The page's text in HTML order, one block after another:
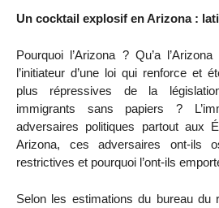
Un cocktail explosif en Arizona :
Pourquoi l’Arizona ? Qu’a
l’initiateur d’une loi qui renforce et
plus répressives de la
immigrants sans papiers ?
adversaires politiques partout aux
Arizona, ces adversaires ont-ils
restrictives et pourquoi l’ont-ils
Selon les estimations du bureau du